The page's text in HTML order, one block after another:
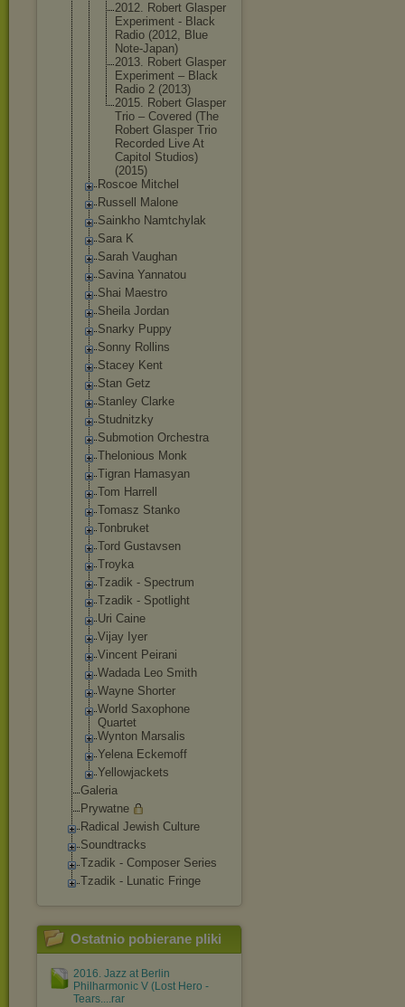
2012. Robert Glasper
Experiment - Black
Radio (2012, Blue
Note-Japan)
2013. Robert Glasper
Experiment ‎– Black
Radio 2 (2013)
2015. Robert Glasper
Trio ‎– Covered (The
Robert Glasper Trio
Recorded Live At
Capitol Studios)
(2015)
Roscoe Mitchel
Russell Malone
Sainkho Namtchylak
Sara K
Sarah Vaughan
Savina Yannatou
Shai Maestro
Sheila Jordan
Snarky Puppy
Sonny Rollins
Stacey Kent
Stan Getz
Stanley Clarke
Studnitzky
Submotion Orchestra
Thelonious Monk
Tigran Hamasyan
Tom Harrell
Tomasz Stanko
Tonbruket
Tord Gustavsen
Troyka
Tzadik - Spectrum
Tzadik - Spotlight
Uri Caine
Vijay Iyer
Vincent Peirani
Wadada Leo Smith
Wayne Shorter
World Saxophone
Quartet
Wynton Marsalis
Yelena Eckemoff
Yellowjackets
Galeria
Prywatne
Radical Jewish Culture
Soundtracks
Tzadik - Composer Series
Tzadik - Lunatic Fringe
Ostatnio pobierane pliki
2016. Jazz at Berlin
Philharmonic V (Lost Hero -
Tears....rar